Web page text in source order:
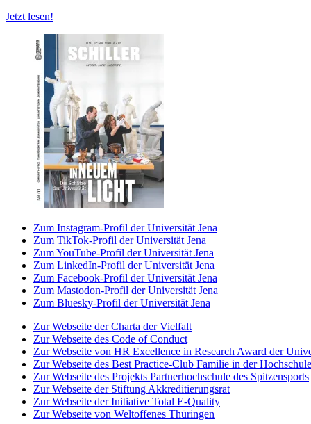
Jetzt lesen!
Zum Instagram-Profil der Universität Jena
Zum TikTok-Profil der Universität Jena
Zum YouTube-Profil der Universität Jena
Zum LinkedIn-Profil der Universität Jena
Zum Facebook-Profil der Universität Jena
Zum Mastodon-Profil der Universität Jena
Zum Bluesky-Profil der Universität Jena
Zur Webseite der Charta der Vielfalt
Zur Webseite des Code of Conduct
Zur Webseite von HR Excellence in Research Award der
Zur Webseite des Best Practice-Club Familie in der Hochschule
Zur Webseite des Projekts Partnerhochschule des Spitzensports
Zur Webseite der Stiftung Akkreditierungsrat
Zur Webseite der Initiative Total E-Quality
Zur Webseite von Weltoffenes Thüringen